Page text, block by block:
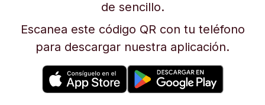
de sencillo.
Escanea este código QR con tu teléfono
para descargar nuestra aplicación.